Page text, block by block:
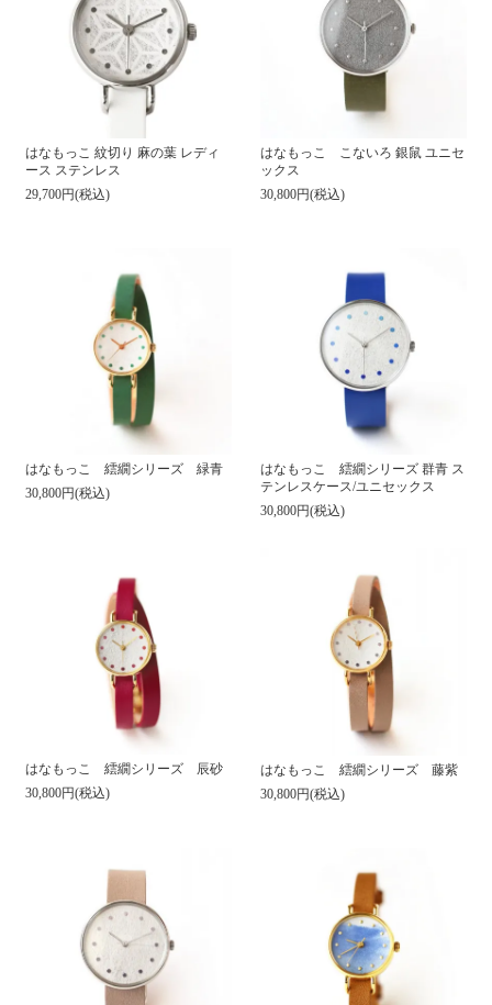
はなもっこ 紋切り 麻の葉 レディ
ース ステンレス
29,700円(税込)
はなもっこ こないろ 銀鼠 ユニセ
ックス
30,800円(税込)
はなもっこ 繧繝シリーズ 緑青
30,800円(税込)
はなもっこ 繧繝シリーズ 群青 ス
テンレスケース/ユニセックス
30,800円(税込)
はなもっこ 繧繝シリーズ 辰砂
30,800円(税込)
はなもっこ 繧繝シリーズ 藤紫
30,800円(税込)